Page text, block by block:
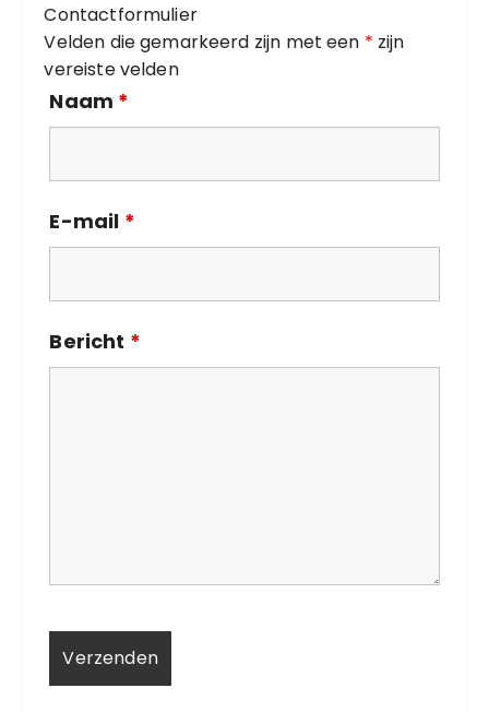
e
ë
n
Contactformulier
Velden die gemarkeerd zijn met een * zijn
vereiste velden
Naam *
E-mail *
Bericht *